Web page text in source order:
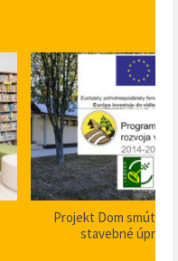
Projekt Dom smútku
stavebné úpravy